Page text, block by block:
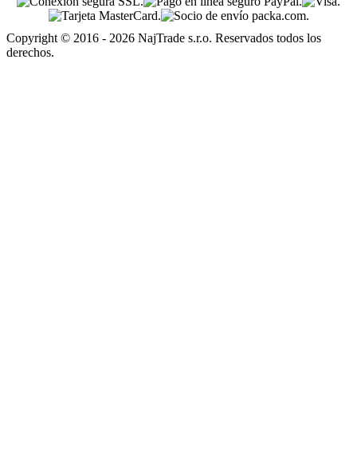
Copyright © 2016 - 2026 NajTrade s.r.o. Reservados todos los
derechos.